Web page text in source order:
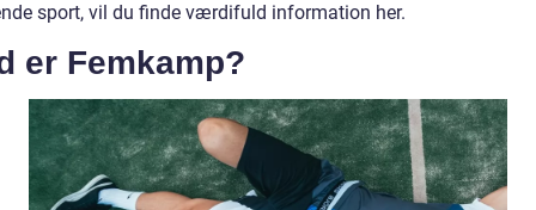
sport, vil du finde værdifuld information her.
er Femkamp?